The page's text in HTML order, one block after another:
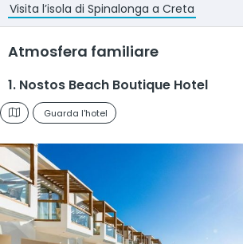
Visita l’isola di Spinalonga a Creta
Atmosfera familiare
1. Nostos Beach Boutique Hotel
Guarda l'hotel